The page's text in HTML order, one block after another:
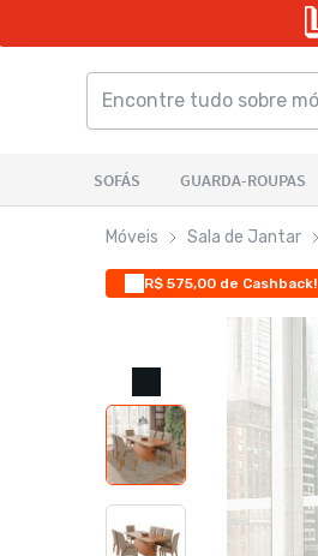
Móveis Sala de Jantar
R$ 575,00 de Cashback!